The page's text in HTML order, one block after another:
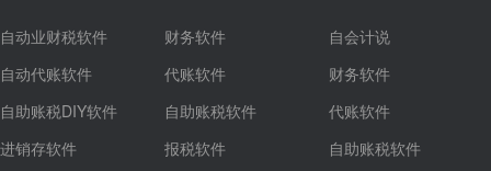
自动业财税软件
自动代账软件
自助账税DIY软件
进销存软件
财务软件
代账软件
自助账税软件
报税软件
自会计说
财务软件
代账软件
自助账税软件